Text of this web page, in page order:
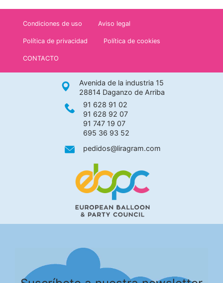
Condiciones de uso Aviso legal
Política de privacidad Política de cookies
CONTACTO
Avenida de la industria 15
28814 Daganzo de Arriba
91 628 91 02
91 628 92 07
91 747 19 07
695 36 93 52
pedidos@liragram.com